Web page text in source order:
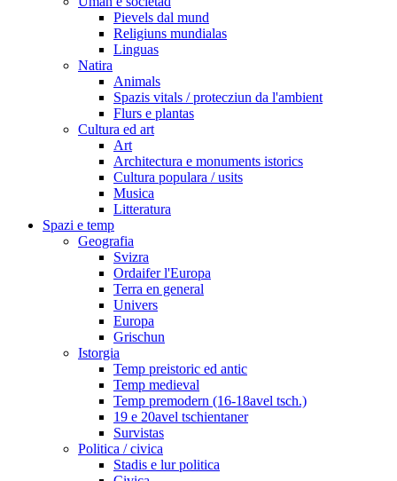
Pievels dal mund
Religiuns mundialas
Linguas
Natira
Animals
Spazis vitals / protecziun da l'ambient
Flurs e plantas
Cultura ed art
Art
Architectura e monuments istorics
Cultura populara / usits
Musica
Litteratura
Spazi e temp
Geografia
Svizra
Ordaifer l'Europa
Terra en general
Univers
Europa
Grischun
Istorgia
Temp preistoric ed antic
Temp medieval
Temp premodern (16-18avel tsch.)
19 e 20avel tschientaner
Survistas
Politica / civica
Stadis e lur politica